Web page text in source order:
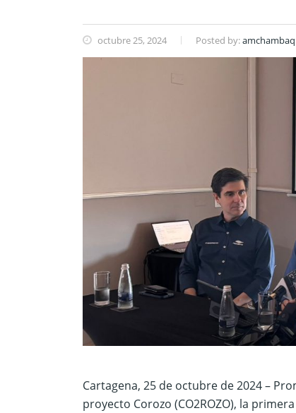
octubre 25, 2024 Posted by:amchambaq
Cartagena, 25 de octubre de 2024 –
proyecto Corozo (CO2ROZO), la